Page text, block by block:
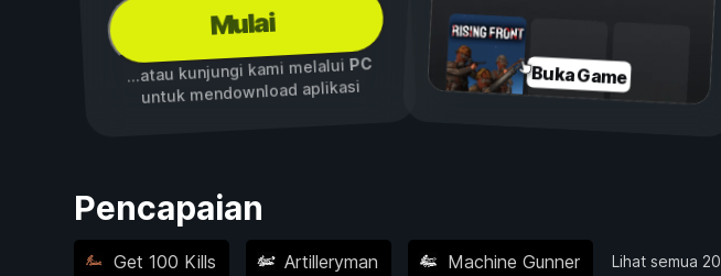
Mulai
...atau kunjungi kami melalui PC
untuk mendownload aplikasi
Buka Game
Pencapaian
Get 100 Kills Artilleryman Machine Gunner Lihat semua 20